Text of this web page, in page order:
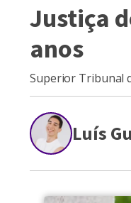
Justiça
anos
Superior Tribunal
Luís